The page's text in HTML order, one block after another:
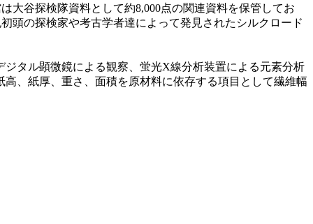
大谷探検隊資料として約8,000点の関連資料を保管してお
頭の探検家や考古学者達によって発見されたシルクロード
タル顕微鏡による観察、蛍光X線分析装置による元素分析
、紙厚、重さ、面積を原材料に依存する項目として繊維幅